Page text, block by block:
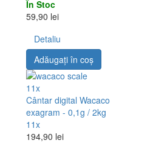
În Stoc
59,90 lei
Detaliu
Adăugați în coş
11x
Cântar digital Wacaco
exagram - 0,1g / 2kg
11x
194,90 lei